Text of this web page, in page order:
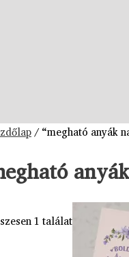
/ “megható anyák
1 találat